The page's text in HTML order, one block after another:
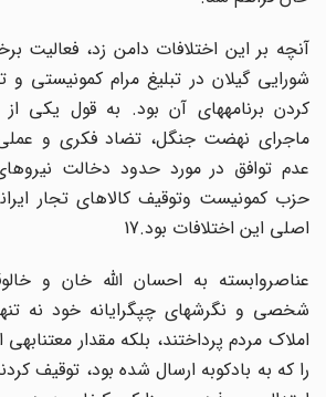
آنچه بر این اختلافات دامن زد، فعالیت
شورایی گیلان در تبلیغ مرام کمونیستی و
کردن برنامههای آن بود. به قول یکی از
ماجرای نهضت جنگل، تضاد فکری و عملی
عدم توافق در مورد حدود دخالت
حزب کمونیست وتوقیف کالاهای تجار ایرانی
اصلی این اختلافات بود.17
عناصروابسته به احسان الله خان و
شخصی و نگرشهای چپگرایانه خود نه تنها
املاک مردم پرداختند، بلکه مقدار معتنابهی
را که به بادکوبه ارسال شده بود، توقیف کردند.